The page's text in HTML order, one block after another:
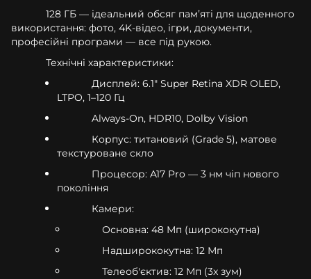
128 ГБ — ідеальний обсяг памʼяті для щоденного
використання: фото, 4K-відео, ігри, документи,
професійні програми — все під рукою.
Технічні характеристики:
Дисплей: 6.1" Super Retina XDR OLED,
LTPO, 1–120 Гц
Always-On, HDR10, Dolby Vision
Корпус: титановий (Grade 5), матове
текстуроване скло
Процесор: A17 Pro — 3 нм чіп нового
покоління
Камери:
Основна: 48 Мп (ширококутна)
Надширококутна: 12 Мп
Телеоб'єктив: 12 Мп (3x зум)